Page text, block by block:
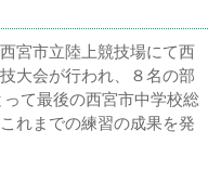
宮市立陸上競技場にて西
大会が行われ、８名の部
て最後の西宮市中学校総
れまでの練習の成果を発